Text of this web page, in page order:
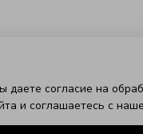
согласие на
и соглашаетесь с